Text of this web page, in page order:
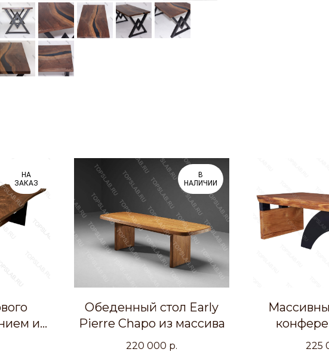
НА
ЗАКАЗ
из
В
НАЛИЧИИ
Обеденный стол Early
Pierre Chapo из массива
220 000 р. 225